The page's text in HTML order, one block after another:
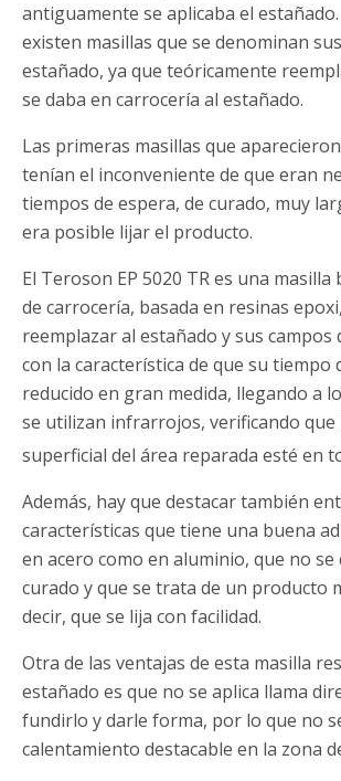
antiguamente se aplicaba el
existen masillas que se denominan
estañado, ya que teóricamente
se daba en carrocería al estañado.
Las primeras masillas que
tenían el inconveniente de que eran
tiempos de espera, de curado, muy
era posible lijar el producto.
El Teroson EP 5020 TR es una
de carrocería, basada en resinas
reemplazar al estañado y sus campos
con la característica de que su tiempo
reducido en gran medida, llegando a
se utilizan infrarrojos, verificando
superficial del área reparada esté en
Además, hay que destacar también
características que tiene una buena
en acero como en aluminio, que no
curado y que se trata de un producto
decir, que se lija con facilidad.
Otra de las ventajas de esta masilla
estañado es que no se aplica llama
fundirlo y darle forma, por lo que no
calentamiento destacable en la zona